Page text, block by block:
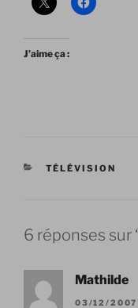
J’aime ça :
CATÉGORIES
TÉLÉVISION
6 réponses sur
Mathilde
03/12/2007